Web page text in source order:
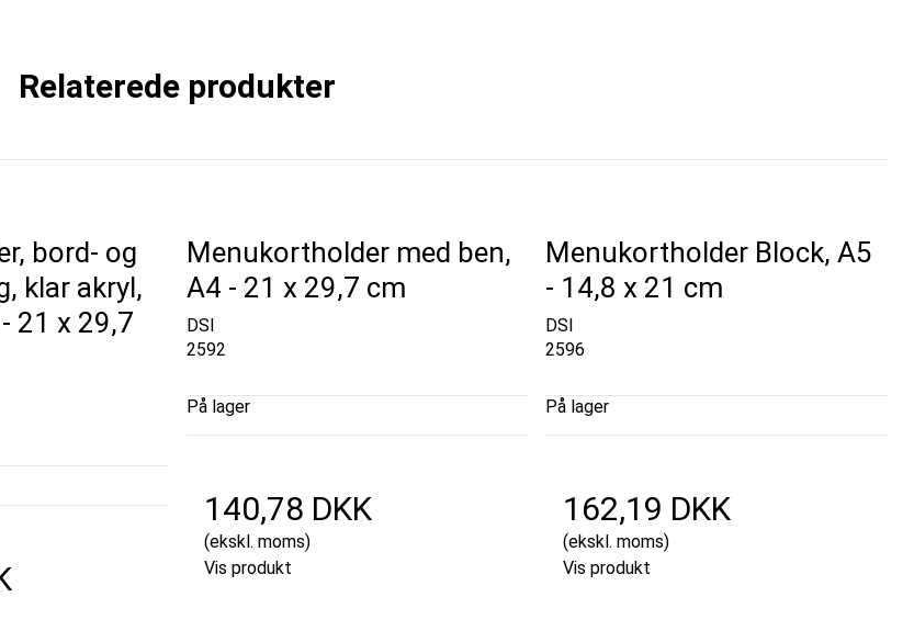
Relaterede produkter
bord- og
klar akryl,
21 x 29,7
Menukortholder med ben,
A4 - 21 x 29,7 cm
DSI
2592
På lager
140,78 DKK
(ekskl. moms)
Vis produkt
Menukortholder Block, A5
- 14,8 x 21 cm
DSI
2596
På lager
162,19 DKK
(ekskl. moms)
Vis produkt